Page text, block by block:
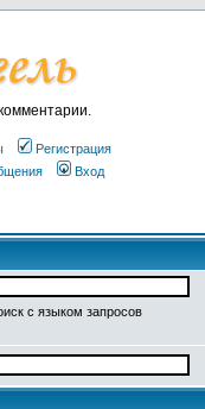
Регистрация
Вход
с языком запросов